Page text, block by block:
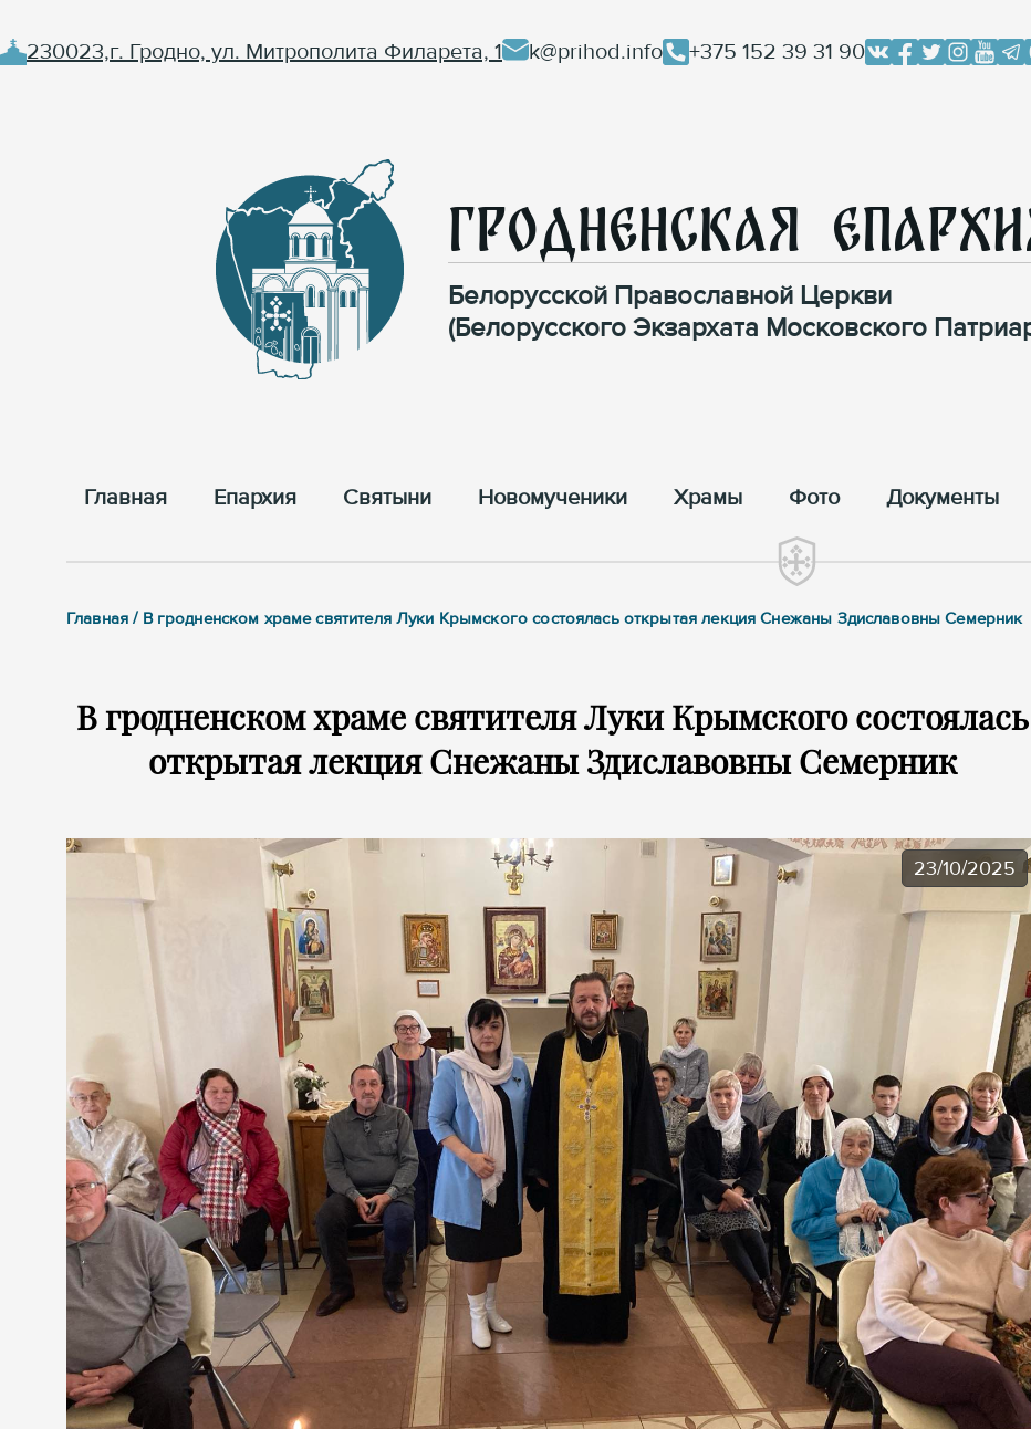
230023,г. Гродно, ул. Митрополита Филарета, 1 k@prihod.info +375 152 39 31 90
Гродненская
Белорусской Православной Церкви
(Белорусского Экзархата Московского
Главная Епархия Cвятыни Новомученики Храмы Фото Документы
Главная / В гродненском храме святителя Луки Крымского состоялась открытая лекция Снежаны Здиславовны Семерник
В гродненском храме святителя Луки Крымского состоялась
открытая лекция Снежаны Здиславовны Семерник
23/10/2025